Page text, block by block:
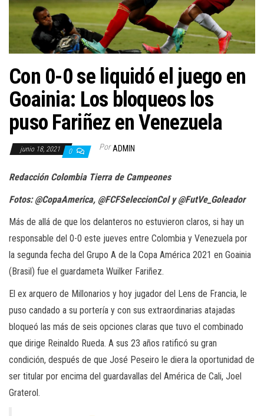
ó
Con 0-0 se liquidó el juego en
Goainia: Los bloqueos los
puso Fariñez en Venezuela
junio 18, 2021 0 Por ADMIN
Redacción Colombia Tierra de Campeones
Fotos:@CopaAmerica, @FCFSeleccionCol y @FutVe_Goleador
Más de allá de que los delanteros no estuvieron claros, si hay un
responsable del 0-0 este jueves entre Colombia y Venezuela por
la segunda fecha del Grupo A de la Copa América 2021 en Goainia
(Brasil) fue el guardameta Wuilker Fariñez.
El ex arquero de Millonarios y hoy jugador del Lens de Francia, le
puso candado a su portería y con sus extraordinarias atajadas
bloqueó las más de seis opciones claras que tuvo el combinado
que dirige Reinaldo Rueda. A sus 23 años ratificó su gran
condición, después de que José Peseiro le diera la oportunidad de
ser titular por encima del guardavallas del América de Cali, Joel
Graterol.